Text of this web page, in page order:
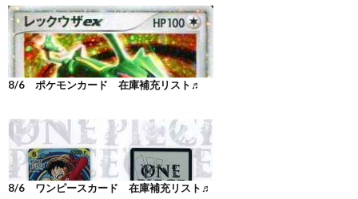
8/6 ポケモンカード 在庫補充リスト♬
8/6 ワンピースカード 在庫補充リスト♬